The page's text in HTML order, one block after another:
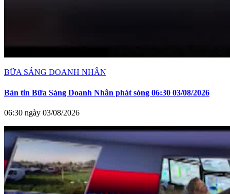
BỮA SÁNG DOANH NHÂN
Bản tin Bữa Sáng Doanh Nhân phát sóng 06:30 03/08/2026
06:30 ngày 03/08/2026